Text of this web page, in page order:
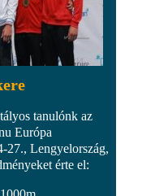
tanulónk az
Európa
27., Lengyelország,
érte el: